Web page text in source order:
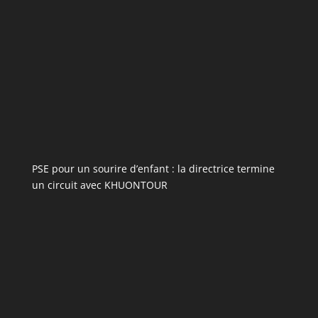
PSE pour un sourire d’enfant : la directrice termine
un circuit avec KHUONTOUR